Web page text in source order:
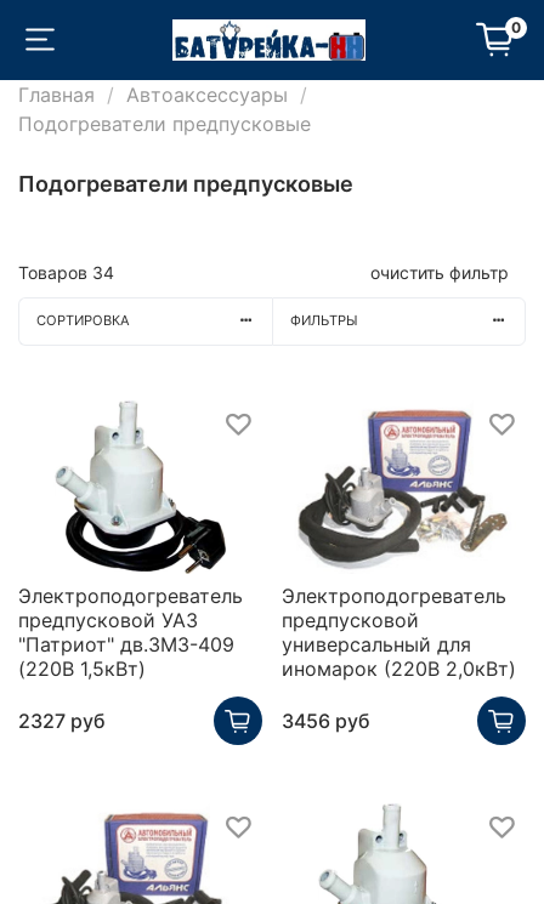
0
Главная
Автоаксессуары
Подогреватели предпусковые
Подогреватели предпусковые
Товаров 34 очистить фильтр
СОРТИРОВКА ФИЛЬТРЫ
Электроподогреватель
предпусковой УАЗ
"Патриот" дв.ЗМЗ-409
(220В 1,5кВт)
2327 руб
Электроподогреватель
предпусковой
универсальный для
иномарок (220В 2,0кВт)
3456 руб